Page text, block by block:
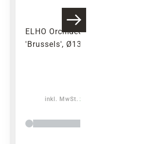
ELHO Orchideentopf
'Brussels', Ø13x16 cm
inkl. MwSt.zzgl. Versandkosten